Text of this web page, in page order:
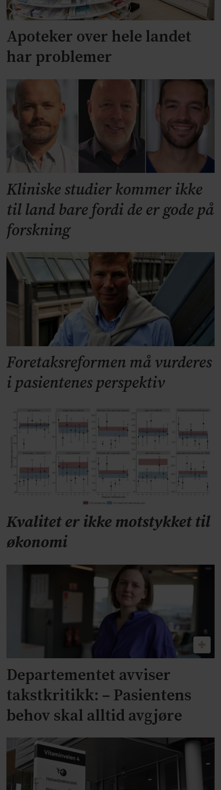
Apoteker over hele landet
har problemer
Kliniske studier kommer ikke
til land bare fordi de er gode på
forskning
Foretaksreformen må vurderes
i pasientenes perspektiv
Kvalitet er ikke motstykket til
økonomi
Departementet avviser
takstkritikk: – Pasientens
behov skal alltid avgjøre